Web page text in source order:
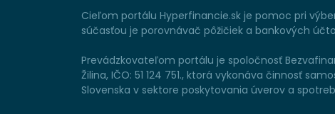
Cieľom portálu Hyperfinancie.sk je pomoc pri
súčasťou je porovnávač pôžičiek a bankových
Prevádzkovateľom portálu je spoločnosť
Žilina, IČO: 51 124 751., ktorá vykonáva činnosť
Slovenska v sektore poskytovania úverov a